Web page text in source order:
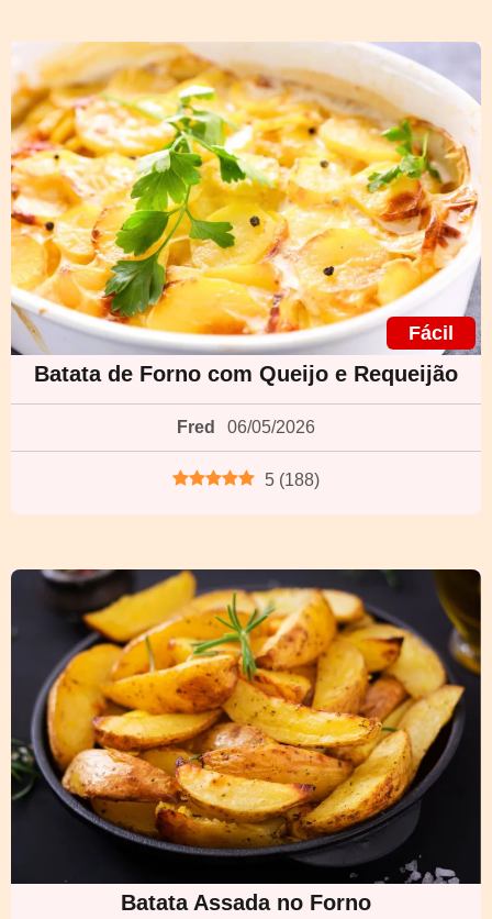
Fácil
Batata de Forno com Queijo e Requeijão
Fred 06/05/2026
5 (188)
Batata Assada no Forno